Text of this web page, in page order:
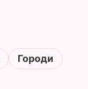
Городи